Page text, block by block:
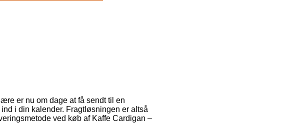
er nu om dage at få sendt til en
i din kalender. Fragtløsningen er altså
ved køb af Kaffe Cardigan –